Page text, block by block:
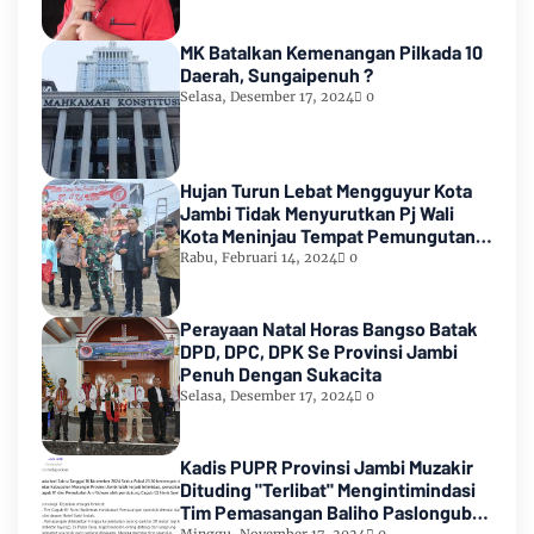
MK Batalkan Kemenangan Pilkada 10
Daerah, Sungaipenuh ?
Selasa, Desember 17, 2024 0
Hujan Turun Lebat Mengguyur Kota
Jambi Tidak Menyurutkan Pj Wali
Kota Meninjau Tempat Pemungutan
Suara Pemilu 2024
Rabu, Februari 14, 2024 0
Perayaan Natal Horas Bangso Batak
DPD, DPC, DPK Se Provinsi Jambi
Penuh Dengan Sukacita
Selasa, Desember 17, 2024 0
Kadis PUPR Provinsi Jambi Muzakir
Dituding "Terlibat" Mengintimindasi
Tim Pemasangan Baliho Paslongub